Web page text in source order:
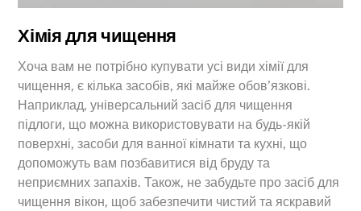
Хімія для чищення
Хоча вам не потрібно купувати усі види хімії для
чищення, є кілька засобів, які майже обов’язкові.
Наприклад, універсальний засіб для чищення
підлоги, що можна використовувати на будь-якій
поверхні, засоби для ванної кімнати та кухні, що
допоможуть вам позбавитися від бруду та
неприємних запахів. Також, не забудьте про засіб для
чищення вікон, щоб забезпечити чистий та яскравий